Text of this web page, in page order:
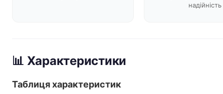
надійність
📊 Характеристики
Таблиця характеристик